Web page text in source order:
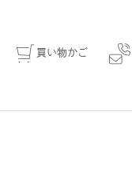
買い物かご